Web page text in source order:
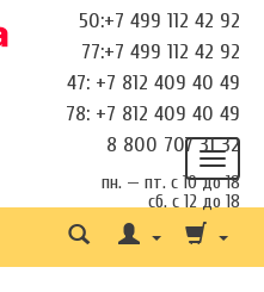
50:+7 499 112 42 92
77:+7 499 112 42 92
47: +7 812 409 40 49
78: +7 812 409 40 49
8 800 707 31 32
пн. — пт. с 10 до 18
сб. с 12 до 18